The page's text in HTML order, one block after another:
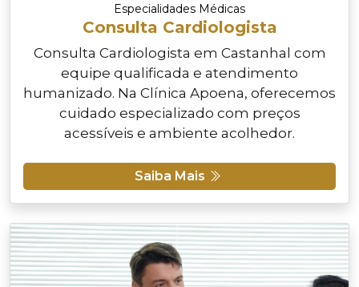
Especialidades Médicas
Consulta Cardiologista
Consulta Cardiologista em Castanhal com
equipe qualificada e atendimento
humanizado. Na Clínica Apoena, oferecemos
cuidado especializado com preços
acessíveis e ambiente acolhedor.
Saiba Mais